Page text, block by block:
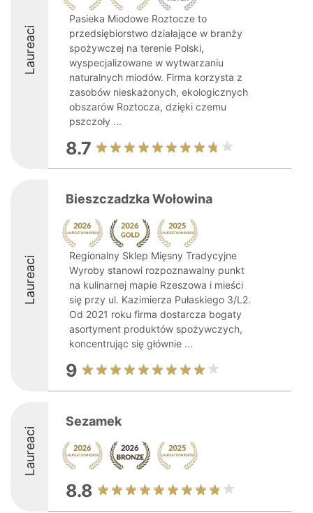
Laureaci
Pasieka Miodowe Roztocze to
przedsiębiorstwo działające w branży
spożywczej na terenie Polski,
wyspecjalizowane w wytwarzaniu
naturalnych miodów. Firma korzysta z
zasobów nieskażonych, ekologicznych
obszarów Roztocza, dzięki czemu
pszczoły ...
8.7
Laureaci
Bieszczadzka Wołowina
Regionalny Sklep Mięsny Tradycyjne
Wyroby stanowi rozpoznawalny punkt
na kulinarnej mapie Rzeszowa i mieści
się przy ul. Kazimierza Pułaskiego 3/L2.
Od 2021 roku firma dostarcza bogaty
asortyment produktów spożywczych,
koncentrując się głównie ...
9
Laureaci
Sezamek
8.8